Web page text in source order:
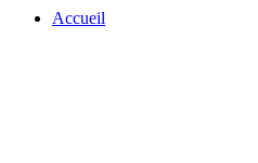
Accueil